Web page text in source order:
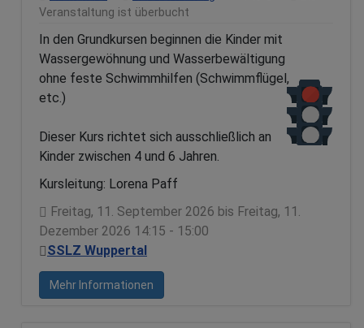
Veranstaltung ist überbucht
In den Grundkursen beginnen die Kinder mit
Wassergewöhnung und Wasserbewältigung
ohne feste Schwimmhilfen (Schwimmflügel,
etc.)
Dieser Kurs richtet sich ausschließlich an
Kinder zwischen 4 und 6 Jahren.
Kursleitung: Lorena Paff
Freitag, 11. September 2026 bis Freitag, 11.
Dezember 2026 14:15 - 15:00
SSLZ Wuppertal
Mehr Informationen